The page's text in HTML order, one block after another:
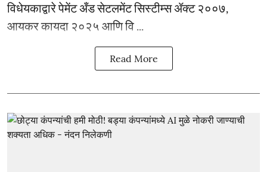
विधेयकाद्वारे पेमेंट अँड सेटलमेंट सिस्टीम्स ॲक्ट २००७,
आयकर कायदा २०२५ आणि वि ...
Read More